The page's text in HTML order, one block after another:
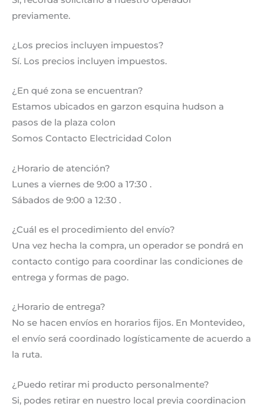
previamente.
¿Los precios incluyen impuestos?
Sí. Los precios incluyen impuestos.
¿En qué zona se encuentran?
Estamos ubicados en garzon esquina hudson a
pasos de la plaza colon
Somos Contacto Electricidad Colon
¿Horario de atención?
Lunes a viernes de 9:00 a 17:30 .
Sábados de 9:00 a 12:30 .
¿Cuál es el procedimiento del envío?
Una vez hecha la compra, un operador se pondrá en
contacto contigo para coordinar las condiciones de
entrega y formas de pago.
¿Horario de entrega?
No se hacen envíos en horarios fijos. En Montevideo,
el envío será coordinado logísticamente de acuerdo a
la ruta.
¿Puedo retirar mi producto personalmente?
Si, podes retirar en nuestro local previa coordinacion